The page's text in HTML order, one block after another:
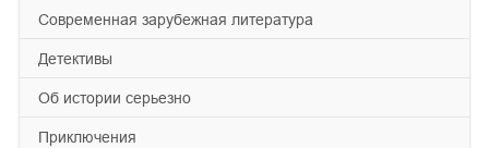
современная зарубежная литература
детективы
об истории серьезно
приключения